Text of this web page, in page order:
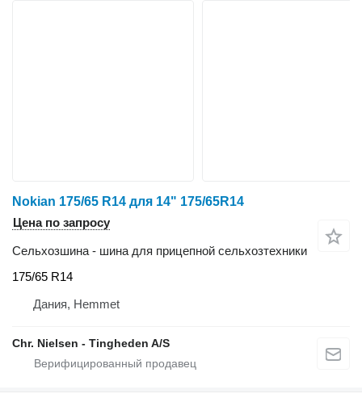
Nokian 175/65 R14 для 14" 175/65R14
Цена по запросу
Сельхозшина - шина для прицепной сельхозтехники
175/65 R14
Дания, Hemmet
Chr. Nielsen - Tingheden A/S